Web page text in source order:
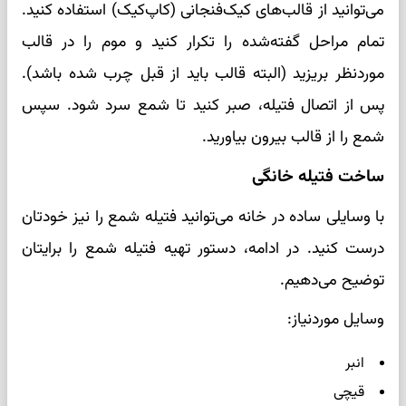
می‌توانید از قالب‌های کیک‌فنجانی (کاپ‌کیک) استفاده کنید.
تمام مراحل گفته‌شده را تکرار کنید و موم را در قالب
موردنظر بریزید (البته قالب باید از قبل چرب شده باشد).
پس از اتصال فتیله، صبر کنید تا شمع سرد شود. سپس
شمع را از قالب بیرون بیاورید.
ساخت فتیله خانگی
با وسایلی ساده در خانه می‌توانید فتیله شمع را نیز خودتان
درست کنید. در ادامه، دستور تهیه فتیله شمع را برایتان
توضیح می‌دهیم.
وسایل موردنیاز:
انبر
قیچی